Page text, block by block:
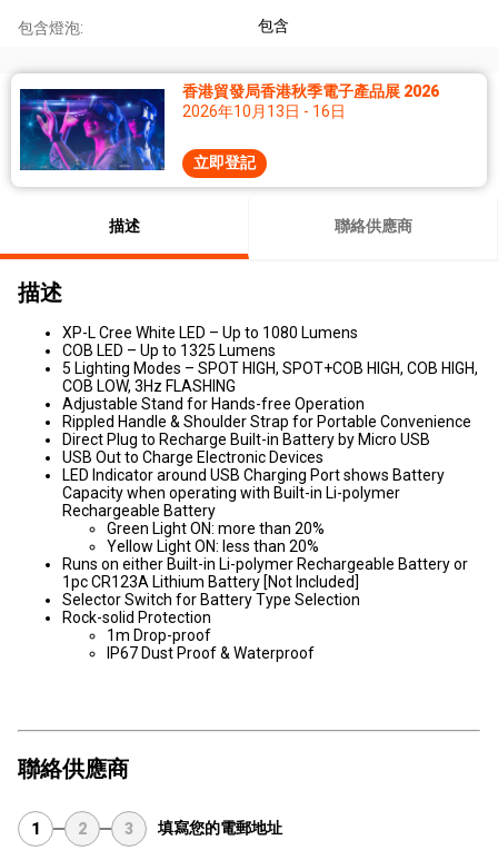
包含燈泡: 包含
香港貿發局香港秋季電子產品展 2026
2026年10月13日 - 16日
立即登記
描述 聯絡供應商
描述
XP-L Cree White LED – Up to 1080 Lumens
COB LED – Up to 1325 Lumens
5 Lighting Modes – SPOT HIGH, SPOT+COB HIGH, COB HIGH,
COB LOW, 3Hz FLASHING
Adjustable Stand for Hands-free Operation
Rippled Handle & Shoulder Strap for Portable Convenience
Direct Plug to Recharge Built-in Battery by Micro USB
USB Out to Charge Electronic Devices
LED Indicator around USB Charging Port shows Battery
Capacity when operating with Built-in Li-polymer
Rechargeable Battery
Green Light ON: more than 20%
Yellow Light ON: less than 20%
Runs on either Built-in Li-polymer Rechargeable Battery or
1pc CR123A Lithium Battery [Not Included]
Selector Switch for Battery Type Selection
Rock-solid Protection
1m Drop-proof
IP67 Dust Proof & Waterproof
聯絡供應商
1 2 3 填寫您的電郵地址